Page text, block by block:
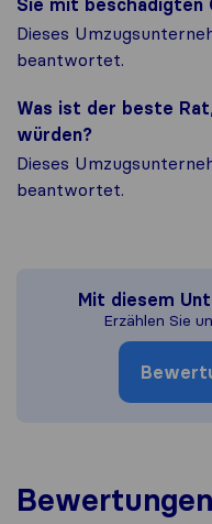
Sie mit beschädigten
Dieses
beantwortet.
Was ist der beste
würden?
Dieses
beantwortet.
Mit diesem
Erzählen Sie
Bewertungen